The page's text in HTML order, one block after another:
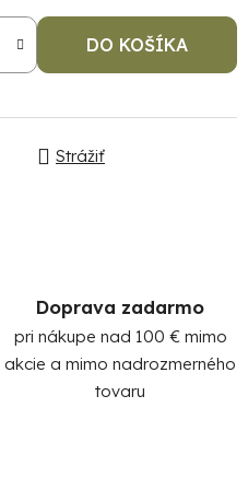
DO KOŠÍKA
Strážiť
Doprava zadarmo
pri nákupe nad 100 € mimo
akcie a mimo nadrozmerného
tovaru